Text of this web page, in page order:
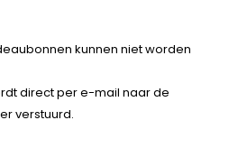
kunnen niet worden
direct per e-mail naar de
verstuurd.